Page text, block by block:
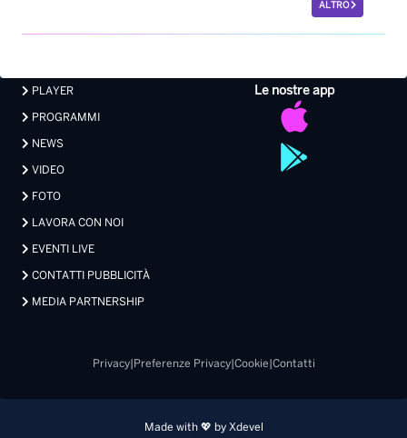
ALTRO
Le nostre app
PLAYER
PROGRAMMI
NEWS
VIDEO
FOTO
LAVORA CON NOI
EVENTI LIVE
CONTATTI PUBBLICITÀ
MEDIA PARTNERSHIP
Privacy| Preferenze Privacy| Cookie Contatti
Made with 💖 by Xdevel